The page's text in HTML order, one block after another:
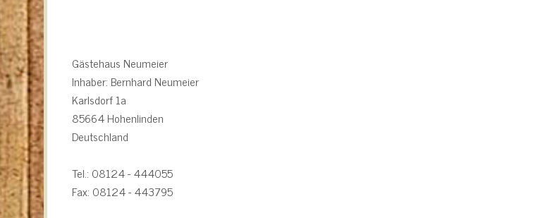
Gästehaus Neumeier
Inhaber: Bernhard Neumeier
Karlsdorf 1a
85664 Hohenlinden
Deutschland
Tel.: 08124 - 444055
Fax: 08124 - 443795